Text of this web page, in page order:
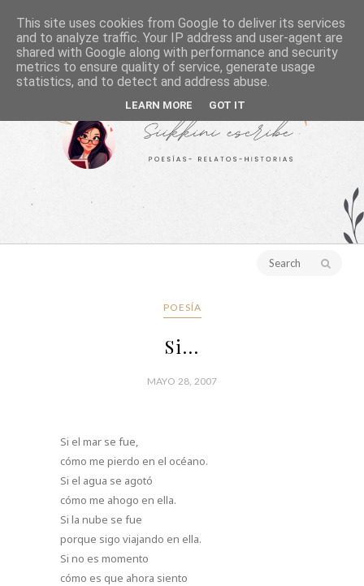
POESÍA
Si...
MAYO 28, 2007
Si el mar se fue,
cómo me pierdo en el océano.
Si el agua se agotó
cómo me ahogo en ella.
Si la nube se fue
porque sigo viajando en ella.
Si no es momento
cómo es que ahora siento
This site uses cookies from Google to deliver its services
and to analyze traffic. Your IP address and user-agent are
shared with Google along with performance and security
metrics to ensure quality of service, generate usage
statistics, and to detect and address abuse.
LEARN MORE GOT IT